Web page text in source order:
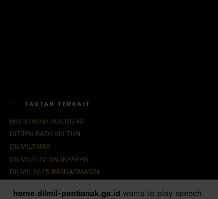
TAUTAN TERKAIT
MAHKAMAH AGUNG RI
DITJEN BADILMILTUN
DILMILTAMA
DILMILTI IV BALIKPAPAN
DILMIL IV-15 BANJARMASIN
home.dilmil-pontianak.go.id wants to play speech